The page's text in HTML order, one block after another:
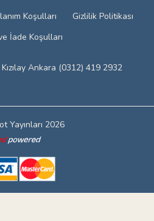
Koşulları
Gizlilik Politikası
İade Koşulları
Ankara (0312) 419 2932
Yayınları 2026